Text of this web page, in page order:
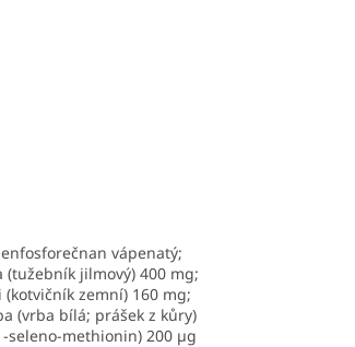
vápenatý;
jilmový) 400 mg;
(kotvičník zemní) 160 mg;
(vrba bílá; prášek z kůry)
seleno-methionin) 200 µg